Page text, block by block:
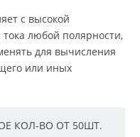
с высокой
любой полярности,
для вычисления
или иных
КОЛ-ВО ОТ 50ШТ.